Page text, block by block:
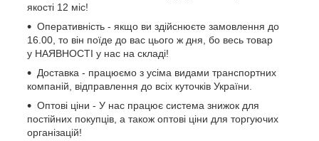
якості 12 міс!
Оперативність - якщо ви здійснюєте замовлення до
16.00, то він поїде до вас цього ж дня, бо весь товар
у НАЯВНОСТІ у нас на складі!
Доставка - працюємо з усіма видами транспортних
компаній, відправлення до всіх куточків України.
Оптові ціни - У нас працює система знижок для
постійних покупців, а також оптові ціни для торгуючих
організацій!